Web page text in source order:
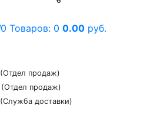
(Отдел продаж)
(Отдел продаж)
(Служба доставки)
0 Товаров: 0 0.00 руб.